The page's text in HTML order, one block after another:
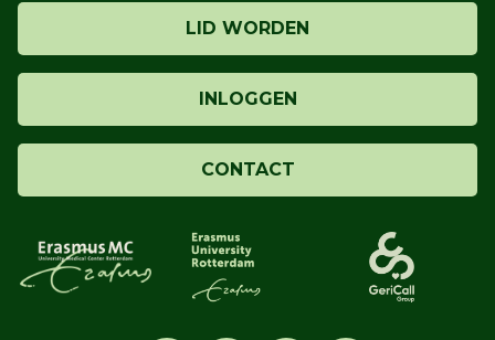
LID WORDEN
INLOGGEN
CONTACT